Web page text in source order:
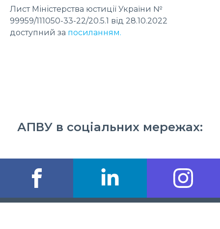
Лист Міністерства юстиції України №
99959/111050-33-22/20.5.1 від 28.10.2022
доступний за посиланням.
АПВУ в соціальних мережах: